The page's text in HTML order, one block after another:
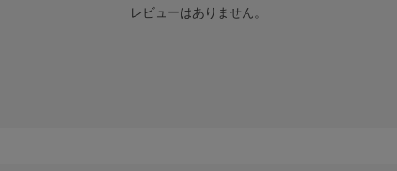
レビューはありません。